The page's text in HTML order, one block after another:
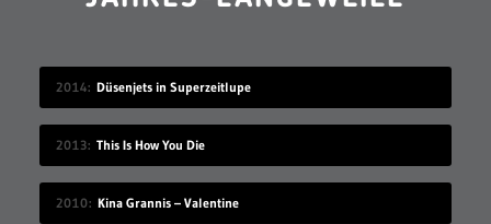
2014 Düsenjets in Superzeitlupe
2013 This Is How You Die
2010 Kina Grannis – Valentine